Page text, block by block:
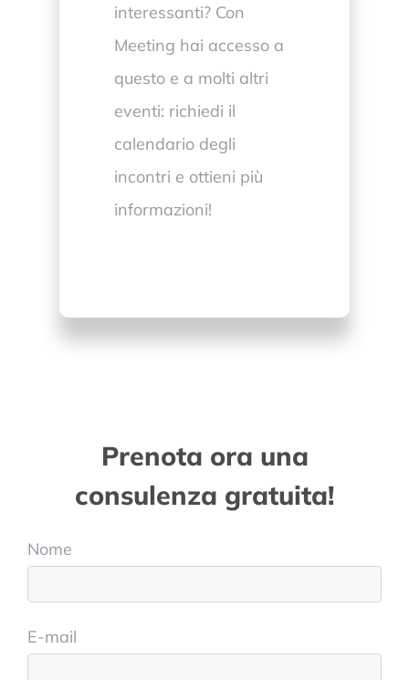
interessanti? Con
Meeting hai accesso a
questo e a molti altri
eventi: richiedi il
calendario degli
incontri e ottieni più
informazioni!
Prenota ora una
consulenza gratuita!
Nome
E-mail